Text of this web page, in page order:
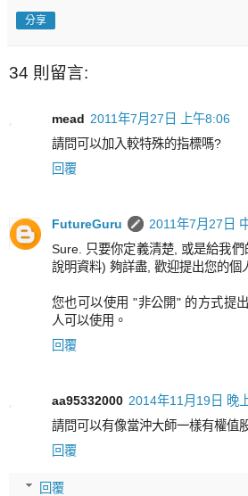
分享
34 則留言:
mead 2011年7月27日 上午8:06
請問可以加入較特殊的指標嗎?
回覆
FutureGuru
2011年7月27日
Sure. 只要你定義清楚, 或是給我
說明資料) 夠詳盡, 歡迎提出您的個
您也可以使用 "非公開" 的方式提
人可以使用。
回覆
aa95332000 2014年11月19日 晚
請問可以有像當沖大師一樣有權值
回覆
回覆